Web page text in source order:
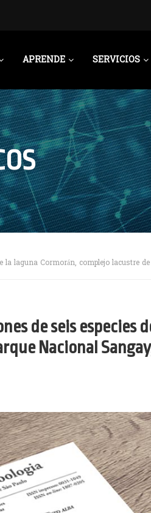
APRENDE SERVICIOS
laguna Cormorán, complejo lacustre
de seis especies
Nacional